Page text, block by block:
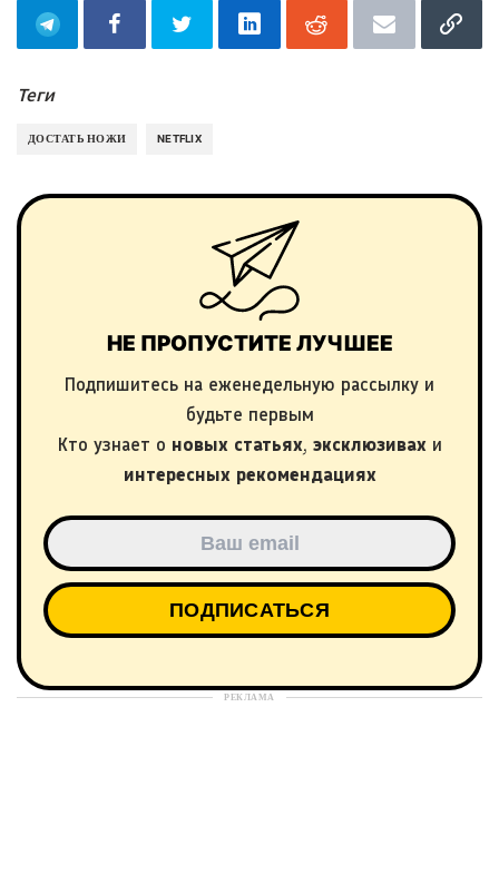
Теги
ДОСТАТЬ НОЖИ NETFLIX
НЕ ПРОПУСТИТЕ ЛУЧШЕЕ
Подпишитесь на еженедельную рассылку и
будьте первым
Кто узнает о новых статьях, эксклюзивах и
интересных рекомендациях
РЕКЛАМА